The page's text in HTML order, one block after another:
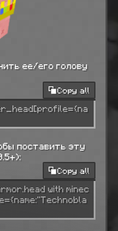
ее/его голову
Copy all
поставить эту
Copy all
with minec